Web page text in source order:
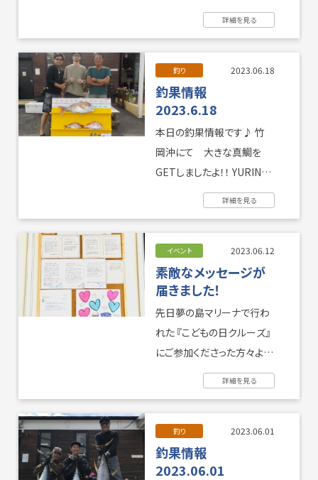
でした！ １ ...
詳細を見る
釣り 2023.06.18
釣果情報
2023.6.18
本日の釣果情報です♪ 竹
岡沖にて 大きな真鯛を
GETしましたよ！！ YURINA
さんが５年ほど前に８５㎝の
詳細を見る
イベント 2023.06.12
素敵なメッセージが
届きました！
先日夢の島マリーナで行わ
れた 『こどもの日クルーズ』
にご参加くださった方々より
御礼の素敵なメッセージが
届きました。 ...
詳細を見る
釣り 2023.06.01
釣果情報
2023.06.01